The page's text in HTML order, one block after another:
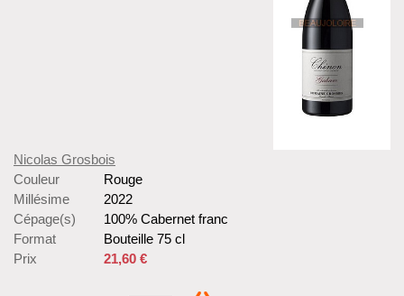
Nicolas Grosbois
Couleur
Rouge
Millésime
2022
Cépage(s)
100% Cabernet franc
Format
Bouteille 75 cl
Prix
21,60 €